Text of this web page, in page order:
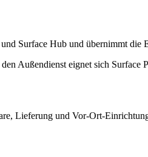
Surface Hub und übernimmt
Außendienst eignet sich
Lieferung und Vor-Ort-